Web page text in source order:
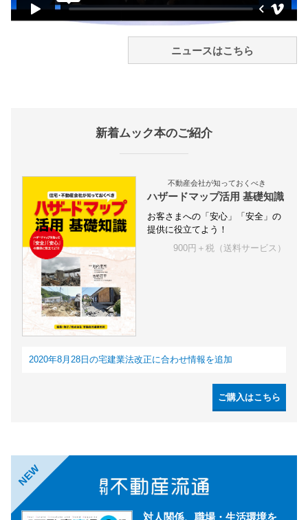
ニュースはこちら
新着ムック本のご紹介
不動産会社が知っておくべき
ハザードマップ活用 基礎知識
お客さまへの「安心」「安全」の
提供に役立てよう！
900円＋税（送料サービス）
2020年8月28日の宅建業法改正に合わせ情報を追加
ご購入はこちら
NEW
対人関係、職場・生活環境を